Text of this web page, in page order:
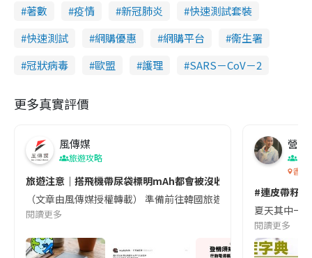
著數 疫情 新冠肺炎
快速測試套裝
快速測試
網購優惠 網購平台
衞生署
冠狀病毒
歐盟 護理 SARS－CoV－2
更多真實評價
風傳媒
旅遊攻略
旅遊注意｜搭飛機帶尿袋標明mAh都會被沒收😱出發前切記檢查
（文章由風傳媒授權轉載） 準備前往韓國旅遊的民眾，近期要
閱讀更多
營養
香港
#連皮帶籽
夏天其中一
閱讀更多